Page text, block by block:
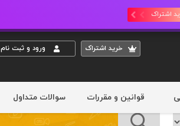
اشتراک
خريد اشتراک ورود و ثبت نام
قوانین و مقررات سوالات متداول